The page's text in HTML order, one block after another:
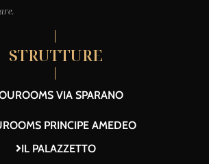
STRUTTURE
VIA SPARANO
PRINCIPE AMEDEO
IL PALAZZETTO